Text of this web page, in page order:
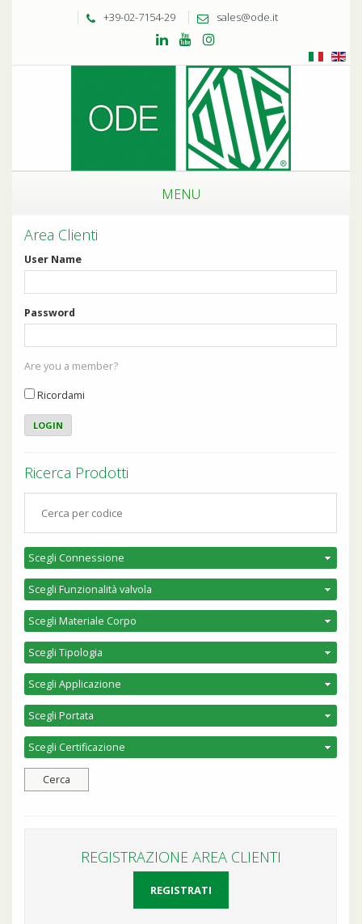
+39-02-7154-29 sales@ode.it
MENU
Area Clienti
User Name
Password
Are you a member?
Ricordami
Ricerca Prodotti
REGISTRAZIONE AREA CLIENTI
REGISTRATI